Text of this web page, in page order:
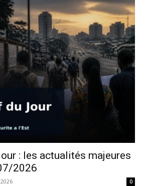
: les actualités majeures
2026
0